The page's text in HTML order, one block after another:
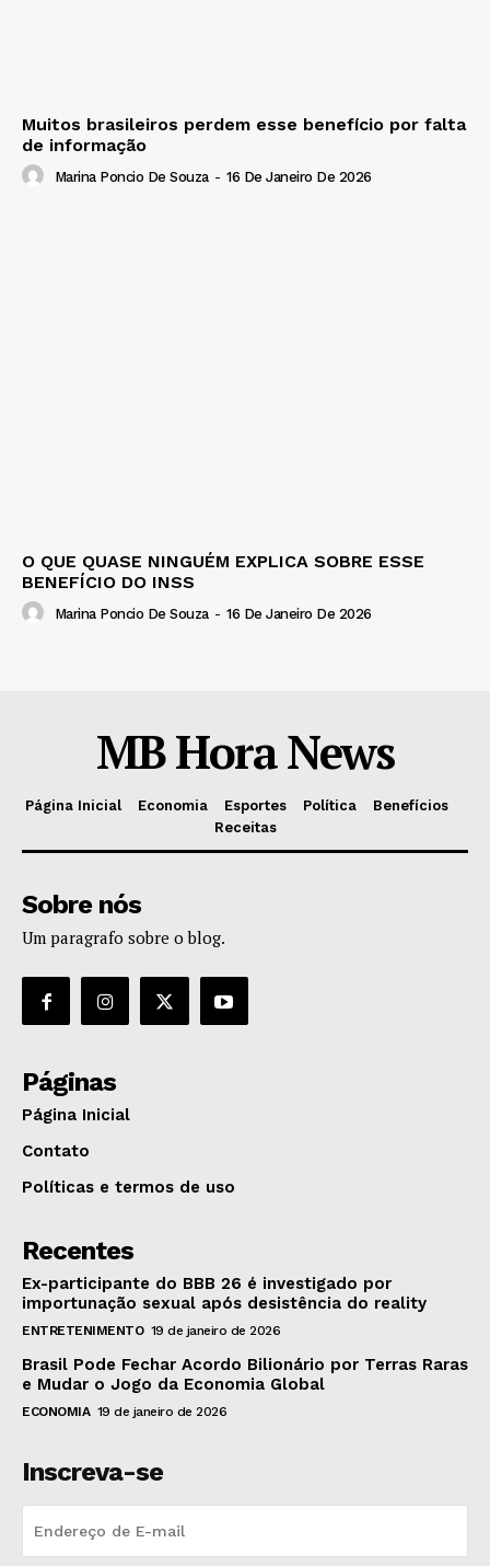
Muitos brasileiros perdem esse benefício por falta
de informação
Marina Poncio De Souza - 16 De Janeiro De 2026
O QUE QUASE NINGUÉM EXPLICA SOBRE ESSE
BENEFÍCIO DO INSS
Marina Poncio De Souza - 16 De Janeiro De 2026
MB Hora News
Página Inicial Economia Esportes Política
Benefícios
Receitas
Sobre nós
Um paragrafo sobre o blog.
Páginas
Página Inicial
Contato
Políticas e termos de uso
Recentes
Ex-participante do BBB 26 é investigado por
importunação sexual após desistência do reality
ENTRETENIMENTO 19 de janeiro de 2026
Brasil Pode Fechar Acordo Bilionário por Terras Raras
e Mudar o Jogo da Economia Global
ECONOMIA 19 de janeiro de 2026
Inscreva-se